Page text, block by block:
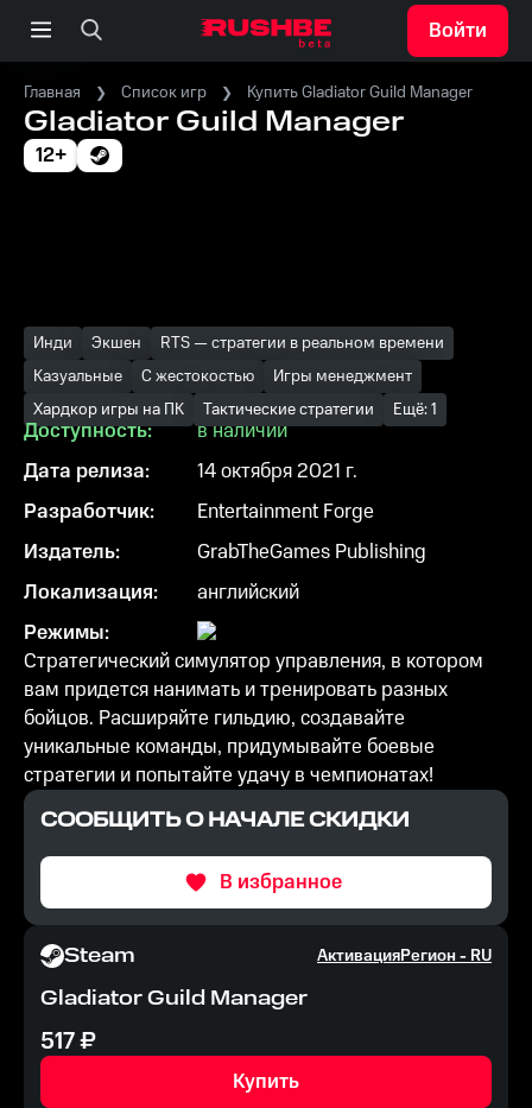
Войти
Главная Список игр Купить Gladiator Guild Manager
Gladiator Guild Manager
12+
Инди Экшен
RTS — стратегии в реальном времени
Казуальные
С жестокостью
Игры менеджмент
Хардкор игры на ПК
Тактические стратегии Ещё: 1
Доступность:
в наличии
Дата релиза:
14 октября 2021 г.
Разработчик:
Entertainment Forge
Издатель:
GrabTheGames Publishing
Локализация:
английский
Режимы:
Стратегический симулятор управления, в котором
вам придется нанимать и тренировать разных
бойцов. Расширяйте гильдию, создавайте
уникальные команды, придумывайте боевые
стратегии и попытайте удачу в чемпионатах!
СООБЩИТЬ О НАЧАЛЕ СКИДКИ
В избранное
Steam АктивацияРегион -RU
Gladiator Guild Manager
517₽
Купить